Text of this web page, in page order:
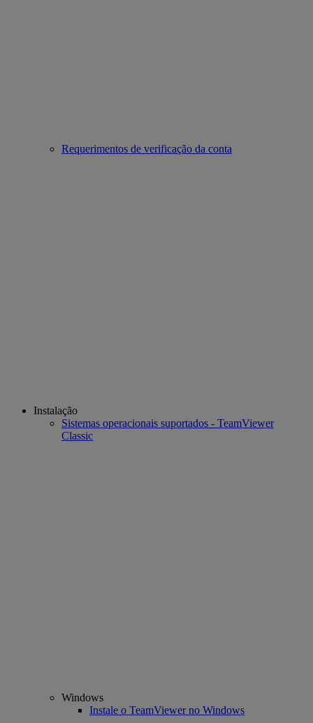
Requerimentos de verificação da conta
Instalação
Sistemas operacionais suportados - TeamViewer
Classic
Windows
Instale o TeamViewer no Windows